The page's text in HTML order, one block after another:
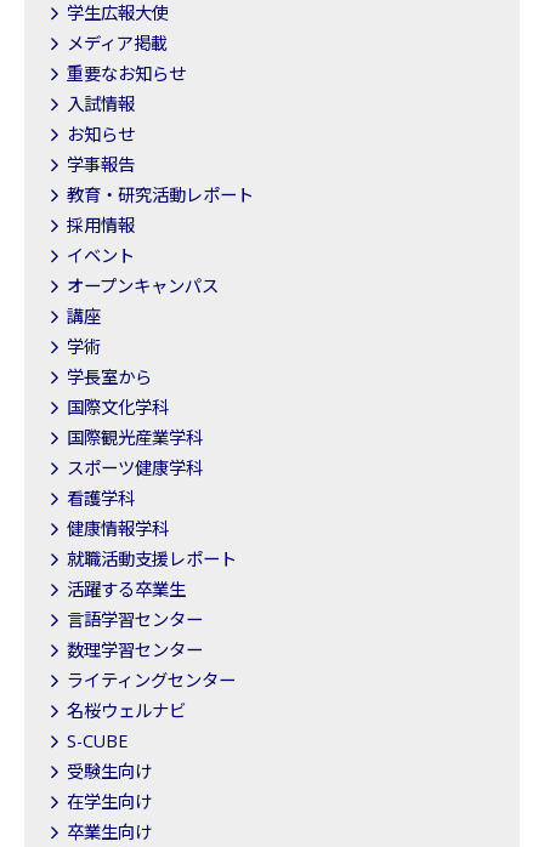
学生広報大使
メディア掲載
重要なお知らせ
入試情報
お知らせ
学事報告
教育・研究活動レポート
採用情報
イベント
オープンキャンパス
講座
学術
学長室から
国際文化学科
国際観光産業学科
スポーツ健康学科
看護学科
健康情報学科
就職活動支援レポート
活躍する卒業生
言語学習センター
数理学習センター
ライティングセンター
名桜ウェルナビ
S-CUBE
受験生向け
在学生向け
卒業生向け